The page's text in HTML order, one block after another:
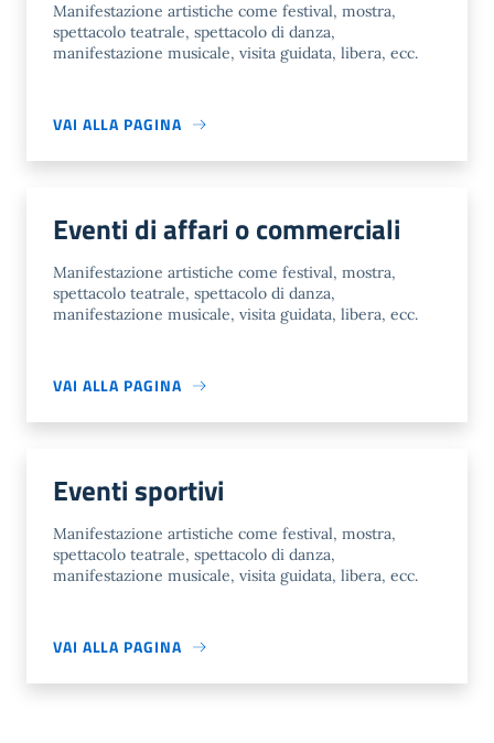
Manifestazione artistiche come festival, mostra,
spettacolo teatrale, spettacolo di danza,
manifestazione musicale, visita guidata, libera, ecc.
VAI ALLA PAGINA
Eventi di affari o commerciali
Manifestazione artistiche come festival, mostra,
spettacolo teatrale, spettacolo di danza,
manifestazione musicale, visita guidata, libera, ecc.
VAI ALLA PAGINA
Eventi sportivi
Manifestazione artistiche come festival, mostra,
spettacolo teatrale, spettacolo di danza,
manifestazione musicale, visita guidata, libera, ecc.
VAI ALLA PAGINA